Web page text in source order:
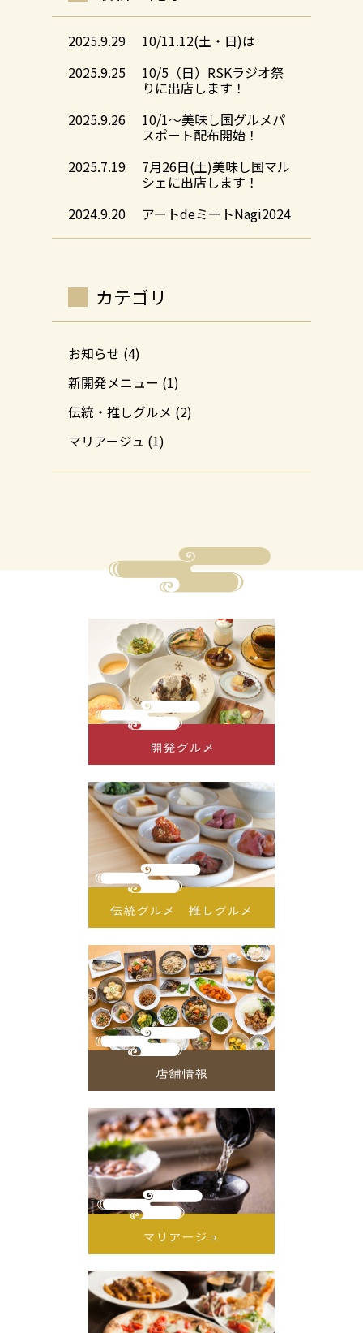
2025.9.29
10/11.12(土・日)は
2025.9.25
10/5（日）RSKラジオ祭
りに出店します！
2025.9.26
10/1～美味し国グルメパ
スポート配布開始！
2025.7.19
7月26日(土)美味し国マル
シェに出店します！
2024.9.20
アートdeミートNagi2024
カテゴリ
お知らせ (4)
新開発メニュー (1)
伝統・推しグルメ (2)
マリアージュ (1)